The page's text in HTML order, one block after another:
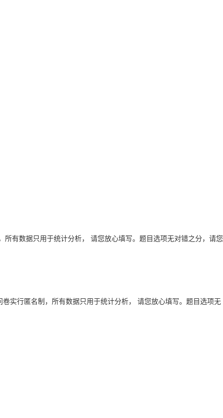
有数据只用于统计分析， 请您放心填写。题目选项无对错之分，请您
实行匿名制，所有数据只用于统计分析， 请您放心填写。题目选项无